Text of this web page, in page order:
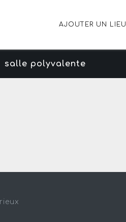
AJOUTER UN LIEU
salle polyvalente